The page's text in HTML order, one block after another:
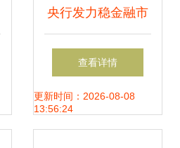
央行发力稳金融市
场，股掌柜剖析金
融信息咨询新机遇
查看详情
更新时间：2026-08-08
13:56:24